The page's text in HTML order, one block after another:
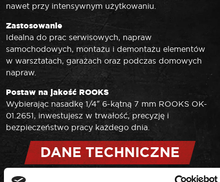
nawet przy intensywnym użytkowaniu.
Zastosowanie
Idealna do prac serwisowych, napraw
samochodowych, montażu i demontażu elementów
w warsztatach, garażach oraz podczas domowych
napraw.
Postaw na jakość ROOKS
Wybierając nasadkę 1/4″ 6-kątną 7 mm ROOKS OK-
01.2651, inwestujesz w trwałość, precyzję i
bezpieczeństwo pracy każdego dnia.
DANE TECHNICZNE